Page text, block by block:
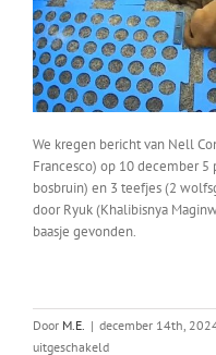
We kregen bericht van Nell
Francesco) op 10 december
bosbruin) en 3 teefjes (2
door Ryuk (Khalibisnya
baasje gevonden.
Door M.E. | december 14th,
uitgeschakeldvoor